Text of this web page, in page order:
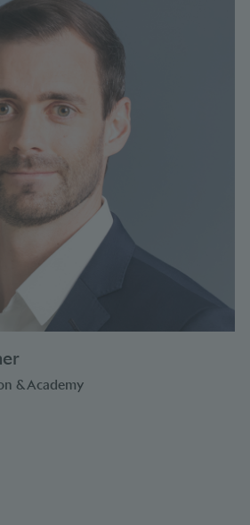
& Academy